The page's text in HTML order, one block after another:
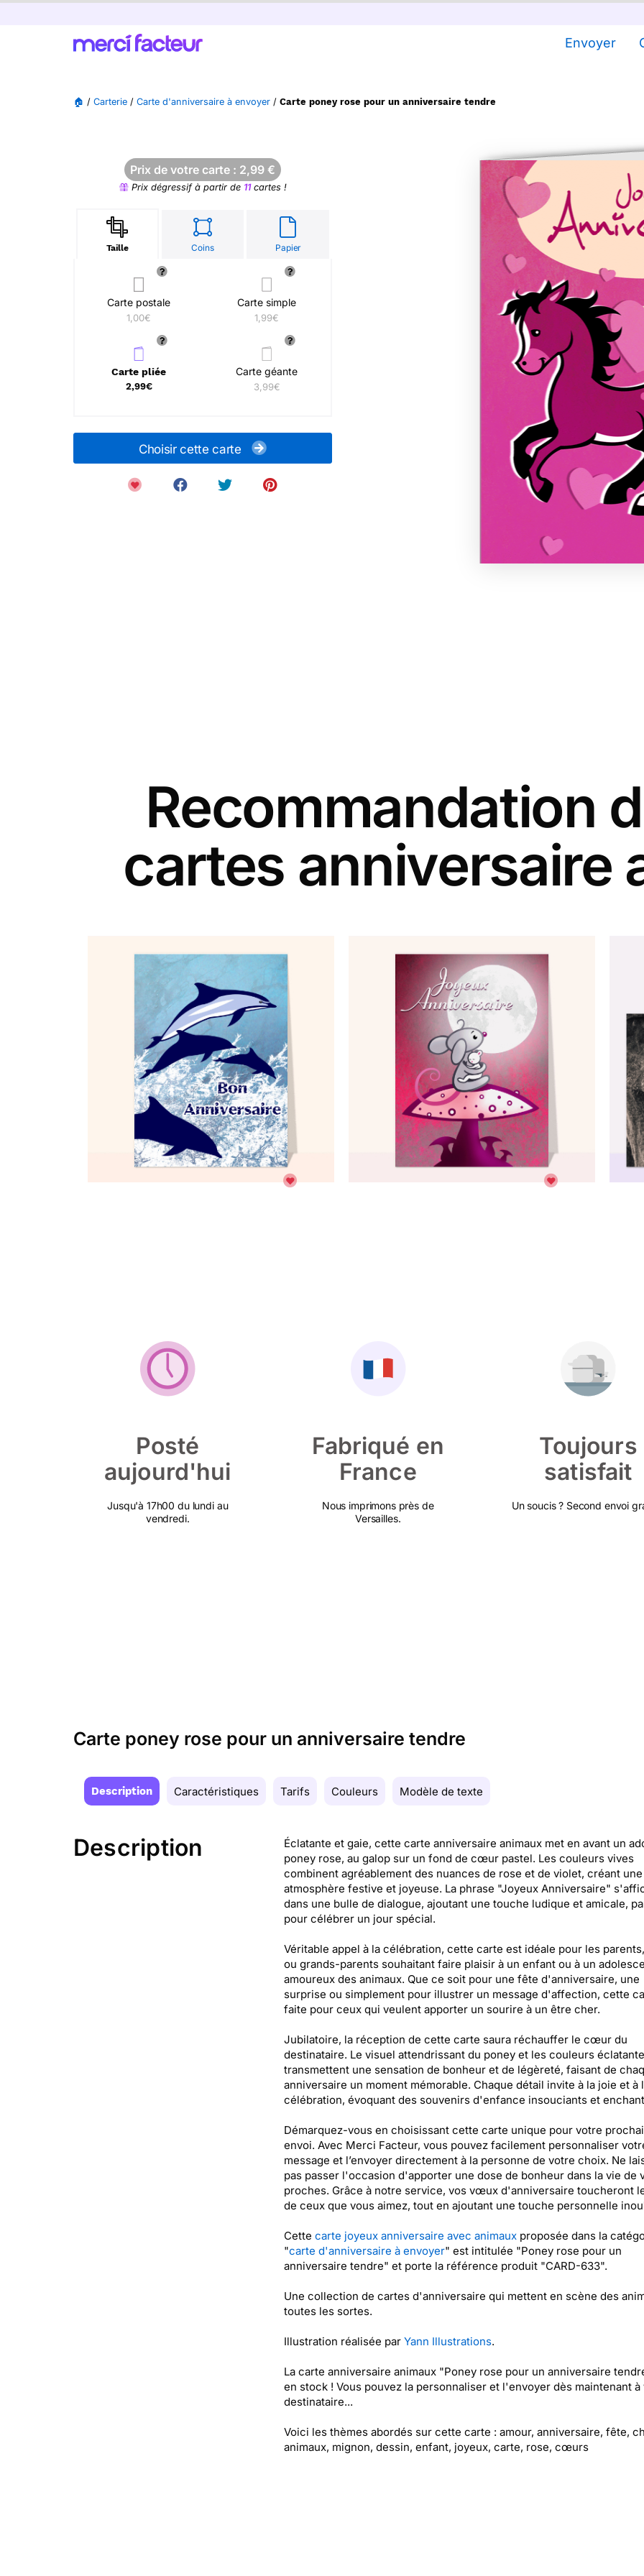
Envoyer
🏠 / Carterie / Carte d'anniversaire à envoyer / Carte poney rose pour un anniversaire tendre
Prix de votre carte : 2,99 €
Prix dégressif à partir de 11cartes !
Taille Coins Papier
Carte postale
1,00€
Carte simple
1,99€
Carte pliée
2,99€
Carte géante
3,99€
Choisir cette carte
Recommandation
cartes anniversaire
Posté
aujourd'hui
Jusqu'à 17h00 du lundi au
vendredi.
Fabriqué en
France
Nous imprimons près de
Versailles.
Toujours
satisfait
Un soucis ? Second envoi
Carte poney rose pour un anniversaire tendre
Description Caractéristiques Tarifs Couleurs Modèle de texte
Description
Éclatante et gaie, cette carte anniversaire animaux met en avant un
poney rose, au galop sur un fond de cœur pastel. Les couleurs vives
combinent agréablement des nuances de rose et de violet, créant une
atmosphère festive et joyeuse. La phrase "Joyeux Anniversaire"
dans une bulle de dialogue, ajoutant une touche ludique et amicale,
pour célébrer un jour spécial.
Véritable appel à la célébration, cette carte est idéale pour les
ou grands-parents souhaitant faire plaisir à un enfant ou à un
amoureux des animaux. Que ce soit pour une fête d'anniversaire, une
surprise ou simplement pour illustrer un message d'affection, cette
faite pour ceux qui veulent apporter un sourire à un être cher.
Jubilatoire, la réception de cette carte saura réchauffer le cœur du
destinataire. Le visuel attendrissant du poney et les couleurs
transmettent une sensation de bonheur et de légèreté, faisant de
anniversaire un moment mémorable. Chaque détail invite à la joie et à
célébration, évoquant des souvenirs d'enfance insouciants et
Démarquez-vous en choisissant cette carte unique pour votre
envoi. Avec Merci Facteur, vous pouvez facilement personnaliser
message et l’envoyer directement à la personne de votre choix. Ne
pas passer l'occasion d'apporter une dose de bonheur dans la vie de
proches. Grâce à notre service, vos vœux d'anniversaire toucheront
de ceux que vous aimez, tout en ajoutant une touche personnelle
Cette carte joyeux anniversaire avec animauxproposée dans la
"carte d'anniversaire à envoyer" est intitulée "Poney rose pour un
anniversaire tendre" et porte la référence produit "CARD-633".
Une collection de cartes d'anniversaire qui mettent en scène des
toutes les sortes.
Illustration réalisée par Yann Illustrations.
La carte anniversaire animaux "Poney rose pour un anniversaire
en stock ! Vous pouvez la personnaliser et l'envoyer dès maintenant à
destinataire...
Voici les thèmes abordés sur cette carte : amour, anniversaire, fête,
animaux, mignon, dessin, enfant, joyeux, carte, rose, cœurs